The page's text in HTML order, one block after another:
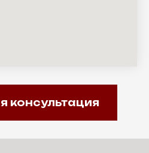
консультация